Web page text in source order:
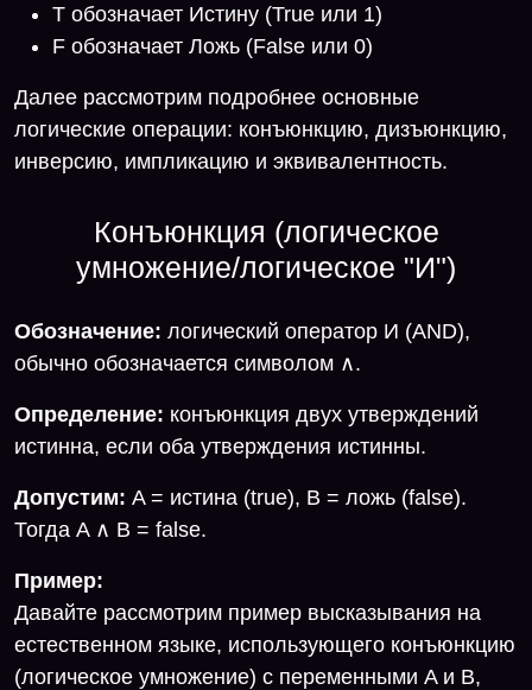
T обозначает Истину (True или 1)
F обозначает Ложь (False или 0)
Далее рассмотрим подробнее основные
логические операции: конъюнкцию, дизъюнкцию,
инверсию, импликацию и эквивалентность.
Конъюнкция (логическое
умножение/логическое "И")
Обозначение: логический оператор И (AND),
обычно обозначается символом ∧.
Определение: конъюнкция двух утверждений
истинна, если оба утверждения истинны.
Допустим: A = истина (true), B = ложь (false).
Тогда A ∧ B = false.
Пример:
Давайте рассмотрим пример высказывания на
естественном языке, использующего конъюнкцию
(логическое умножение) с переменными A и B,